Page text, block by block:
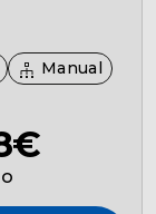
Manual